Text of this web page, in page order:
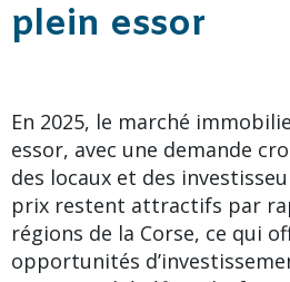
plein essor
En 2025, le marché
essor, avec une demande
des locaux et des
prix restent attractifs par
régions de la Corse, ce qui
opportunités